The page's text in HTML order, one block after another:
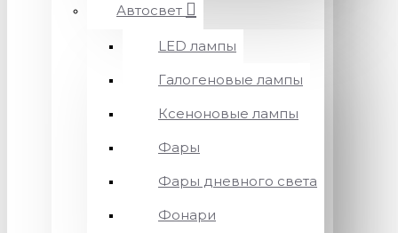
Автосвет
LED лампы
Галогеновые лампы
Ксеноновые лампы
Фары
Фары дневного света
Фонари